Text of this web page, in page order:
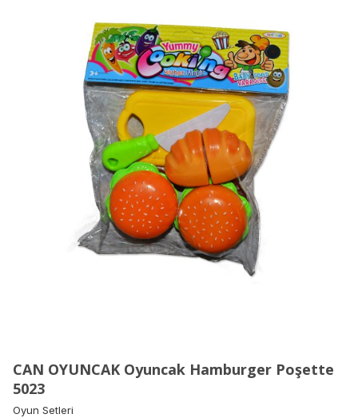
CAN OYUNCAK Oyuncak Hamburger Poşette
5023
Oyun Setleri